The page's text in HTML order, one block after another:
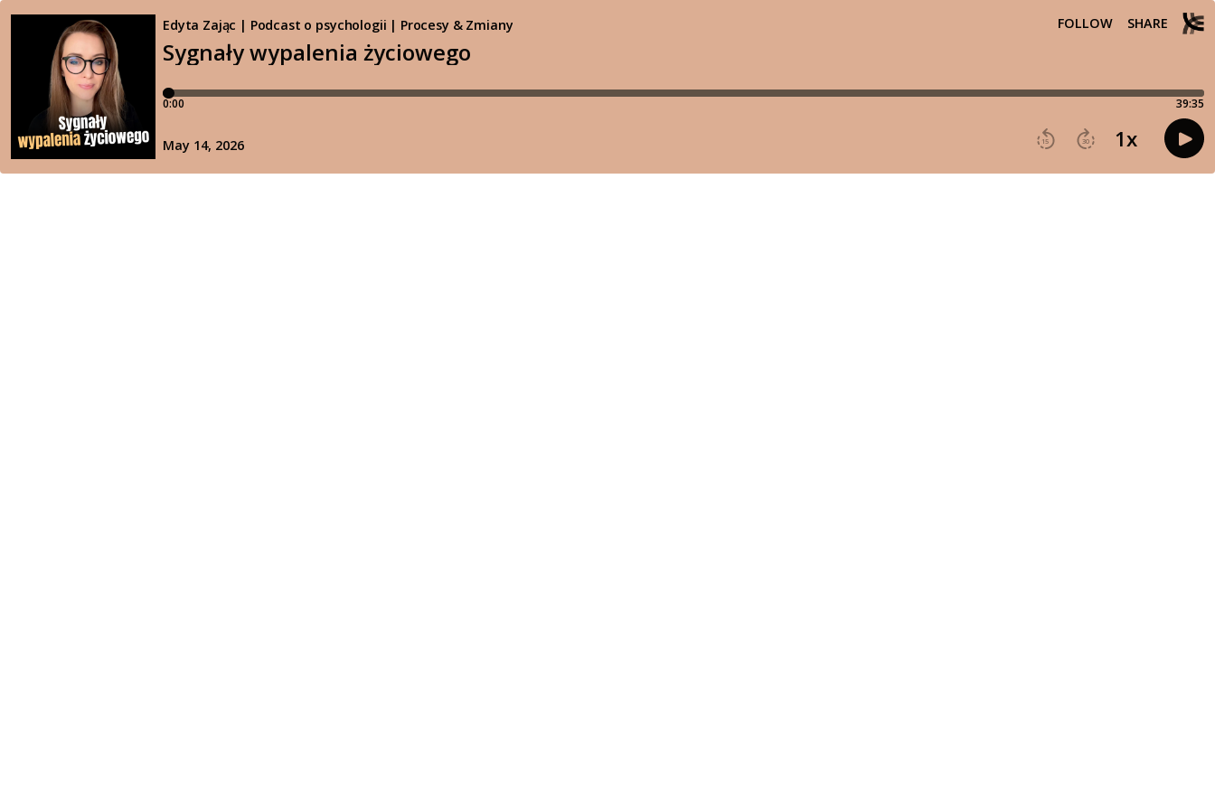
Sygnały wypalenia życiowego
Edyta Zając | Podcast o psychologii | Procesy & Zmiany FOLLOW SHARE
0:00 39:35
15 30 1x
May 14, 2026